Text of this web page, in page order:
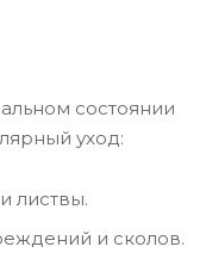
состоянии
уход:
листвы.
и сколов.